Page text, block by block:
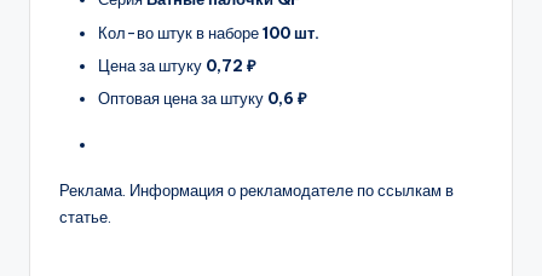
Кол-во штук в наборе100 шт.
Цена за штуку 0,72 ₽
Оптовая цена за штуку 0,6 ₽
Реклама. Информация о рекламодателе по ссылкам в
статье.